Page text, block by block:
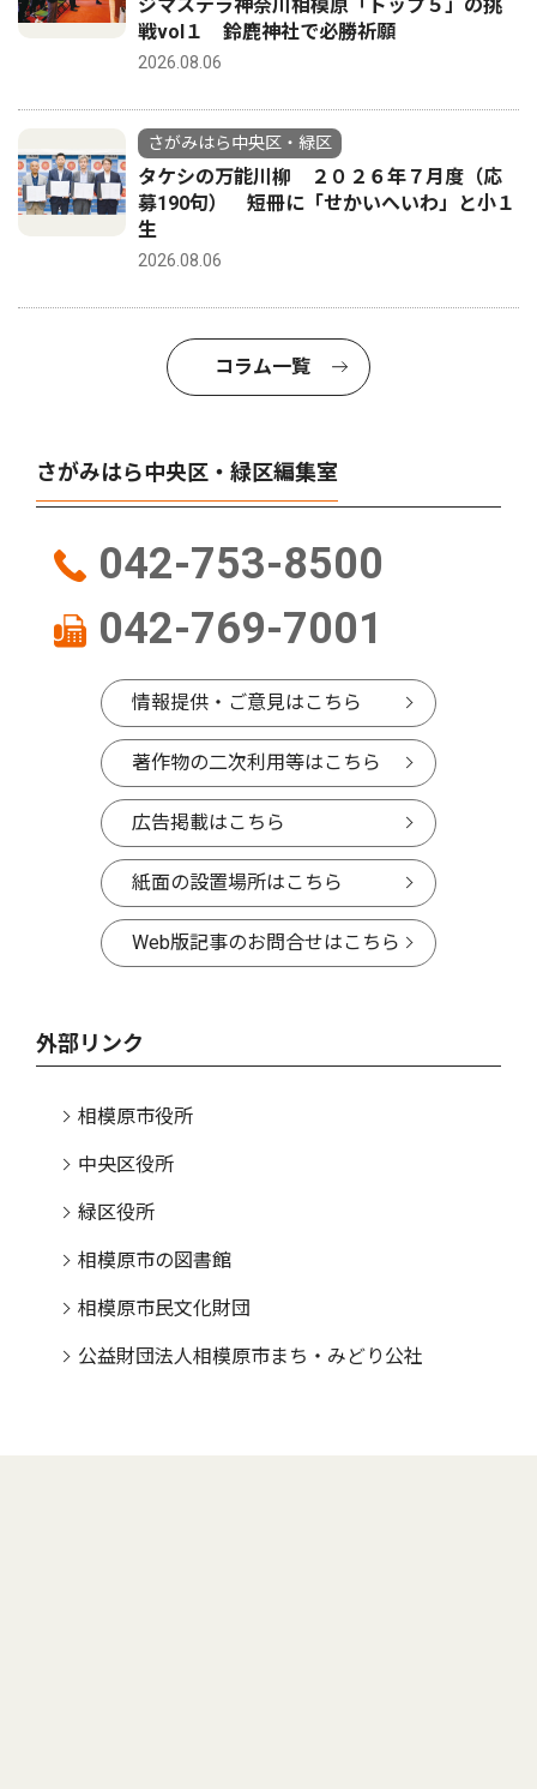
ジマステラ神奈川相模原「トップ５」の挑
戦vol１ 鈴鹿神社で必勝祈願
2026.08.06
さがみはら中央区・緑区
タケシの万能川柳 ２０２６年７月度（応
募190句） 短冊に「せかいへいわ」と小１
生
2026.08.06
コラム一覧
さがみはら中央区・緑区編集室
042-753-8500
042-769-7001
情報提供・ご意見はこちら
著作物の二次利用等はこちら
広告掲載はこちら
紙面の設置場所はこちら
Web版記事のお問合せはこちら
外部リンク
相模原市役所
中央区役所
緑区役所
相模原市の図書館
相模原市民文化財団
公益財団法人相模原市まち・みどり公社